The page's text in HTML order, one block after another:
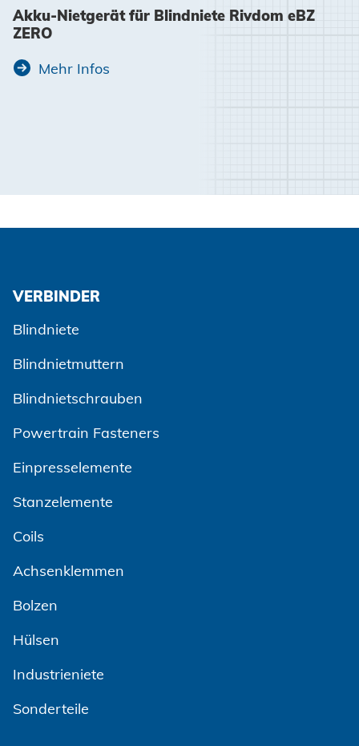
Akku-Nietgerät für Blindniete Rivdom eBZ
ZERO
Mehr Infos
VERBINDER
Blindniete
Blindnietmuttern
Blindnietschrauben
Powertrain Fasteners
Einpresselemente
Stanzelemente
Coils
Achsenklemmen
Bolzen
Hülsen
Industrieniete
Sonderteile